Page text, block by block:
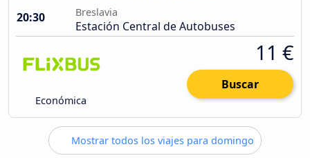
20:30
Breslavia
Estación Central de Autobuses
Económica
11 €
Buscar
Mostrar todos los viajes para domingo